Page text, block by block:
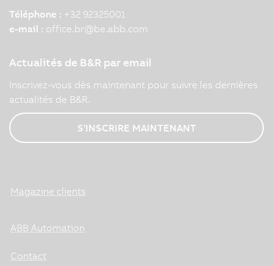
Téléphone : +32 92325001
e-mail : office.br@be.abb.com
Actualités de B&R par email
Inscrivez-vous dès maintenant pour suivre les dernières
actualités de B&R.
S'INSCRIRE MAINTENANT
Magazine clients
ABB Automation
Contact